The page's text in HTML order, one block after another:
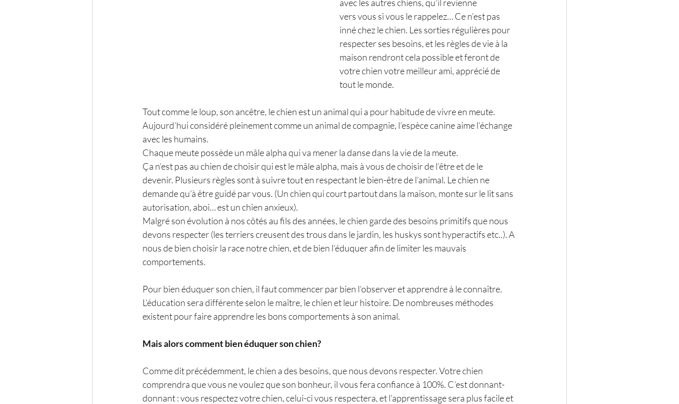
avec les autres chiens, qu’il revienne
vers vous si vous le rappelez… Ce n’est pas
inné chez le chien. Les sorties régulières pour
respecter ses besoins, et les règles de vie à la
maison rendront cela possible et feront de
votre chien votre meilleur ami, apprécié de
tout le monde.
Tout comme le loup, son ancêtre, le chien est un animal qui a pour habitude de vivre en meute.
Aujourd’hui considéré pleinement comme un animal de compagnie, l’espèce canine aime l’échange
avec les humains.
Chaque meute possède un mâle alpha qui va mener la danse dans la vie de la meute.
Ça n’est pas au chien de choisir qui est le mâle alpha, mais à vous de choisir de l’être et de le
devenir. Plusieurs règles sont à suivre tout en respectant le bien-être de l’animal. Le chien ne
demande qu’à être guidé par vous. (Un chien qui court partout dans la maison, monte sur le lit sans
autorisation, aboi… est un chien anxieux).
Malgré son évolution à nos côtés au fils des années, le chien garde des besoins primitifs que nous
devons respecter (les terriers creusent des trous dans le jardin, les huskys sont hyperactifs etc..). A
nous de bien choisir la race notre chien, et de bien l’éduquer afin de limiter les mauvais
comportements.
Pour bien éduquer son chien, il faut commencer par bien l’observer et apprendre à le connaître.
L’éducation sera différente selon le maître, le chien et leur histoire. De nombreuses méthodes
existent pour faire apprendre les bons comportements à son animal.
Mais alors comment bien éduquer son chien?
Comme dit précédemment, le chien a des besoins, que nous devons respecter. Votre chien
comprendra que vous ne voulez que son bonheur, il vous fera confiance à 100%. C’est donnant-
donnant : vous respectez votre chien, celui-ci vous respectera, et l’apprentissage sera plus facile et